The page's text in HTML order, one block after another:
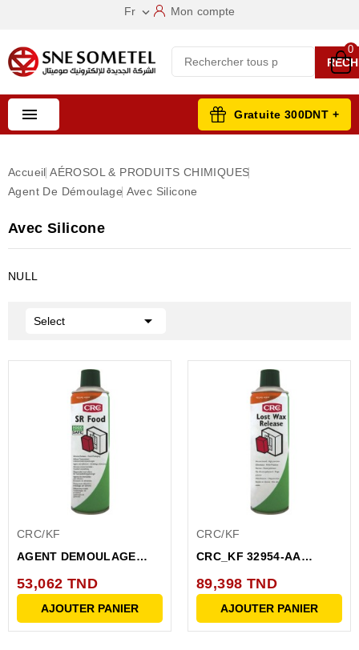
Fr  Mon compte
0
 Gratuite 300DNT +
Accueil AÉROSOL & PRODUITS CHIMIQUES
Agent De Démoulage Avec Silicone
Avec Silicone
NULL
Select 
CRC/KF
AGENT DEMOULAGE
53,062 TND
AJOUTER PANIER
CRC/KF
CRC_KF 32954-AA
POUR...
89,398 TND
AJOUTER PANIER